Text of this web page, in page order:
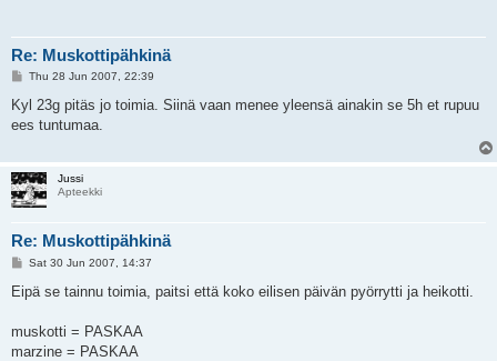
Re: Muskottipähkinä
P
s
t
Thu 28 Jun 2007, 22:39
Kyl 23g pitäs jo toimia. Siinä vaan menee yleensä ainakin se 5h et rupuu
ees tuntumaa.
Jussi
Apteekki
Re: Muskottipähkinä
P
s
t
Sat 30 Jun 2007, 14:37
Eipä se tainnu toimia, paitsi että koko eilisen päivän pyörrytti ja heikotti.
muskotti = PASKAA
marzine = PASKAA